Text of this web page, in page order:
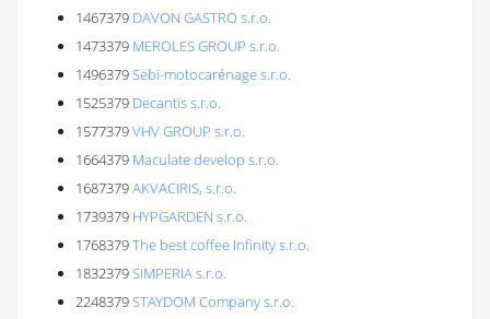
1467379 DAVON GASTRO s.r.o.
1473379 MEROLES GROUP s.r.o.
1496379Sebi-motocarénage s.r.o.
1525379 Decantis s.r.o.
1577379VHV GROUP s.r.o.
1664379 Maculate develop s.r.o.
1687379AKVACIRIS, s.r.o.
1739379 HYPGARDEN s.r.o.
1768379The best coffee Infinity s.r.o.
1832379SIMPERIA s.r.o.
2248379STAYDOM Company s.r.o.